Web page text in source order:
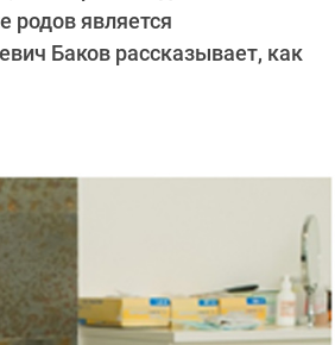
родов является
Баков рассказывает, как